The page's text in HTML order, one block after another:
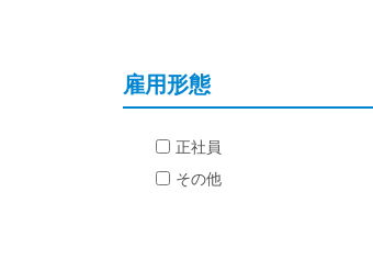
雇用形態
正社員
その他